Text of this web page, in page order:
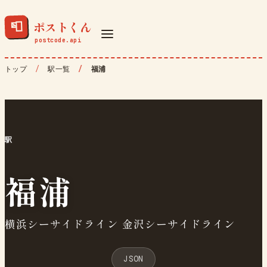
📮 ポストくん
トップ 駅一覧 福浦
駅
福浦
横浜シーサイドライン 金沢シーサイドライン
JSON